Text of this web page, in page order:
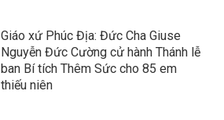
Giáo xứ Phúc Địa: Đức Cha Giuse
Nguyễn Đức Cường cử hành Thánh lễ
ban Bí tích Thêm Sức cho 85 em
thiếu niên